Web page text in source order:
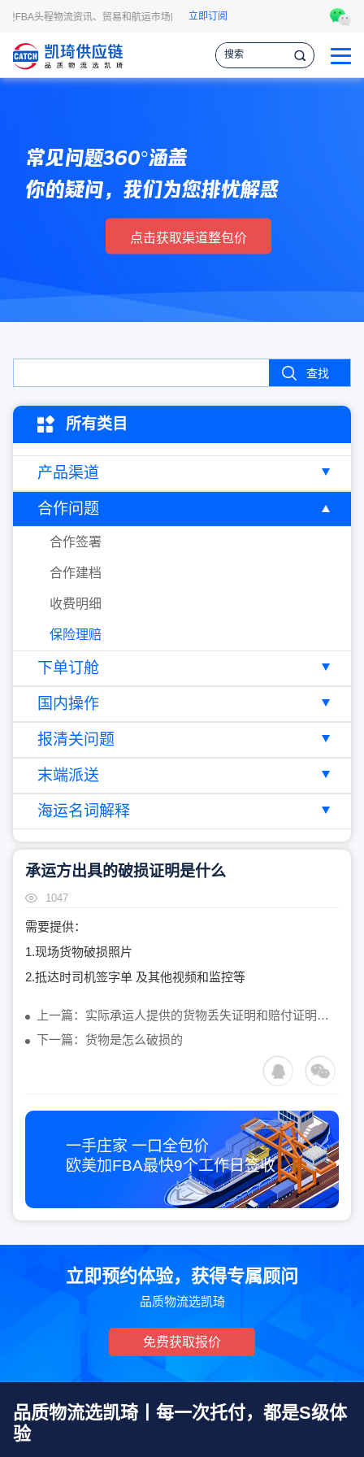
FBA头程物流资讯、贸易和航运市场的趋势和最新事件，让您掌握各种情报，作
立即订阅
常见问题360°涵盖
你的疑问，我们为您排忧解惑
点击获取渠道整包价
查找
所有类目
产品渠道
合作问题
合作签署
合作建档
收费明细
保险理赔
下单订舱
国内操作
报清关问题
末端派送
海运名词解释
承运方出具的破损证明是什么
1047
需要提供：
1.现场货物破损照片
2.抵达时司机签字单 及其他视频和监控等
上一篇：实际承运人提供的货物丢失证明和赔付证明是什么
下一篇：货物是怎么破损的
一手庄家 一口全包价
欧美加FBA最快9个工作日签收
立即预约体验，获得专属顾问
品质物流选凯琦
免费获取报价
品质物流选凯琦丨每一次托付，都是S级体
验